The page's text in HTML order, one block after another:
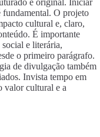
e original. Iniciar
fundamental. O projeto
cultural e, claro,
É importante
e literária,
o primeiro parágrafo.
de divulgação também
Invista tempo em
valor cultural e a